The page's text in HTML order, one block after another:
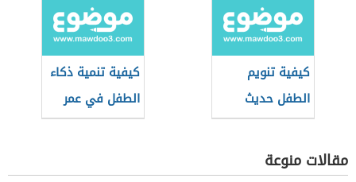
كيفية تنويم
الطفل حديث
الولادة
كيفية تنمية ذكاء
الطفل في عمر
السنة
مقالات منوعة